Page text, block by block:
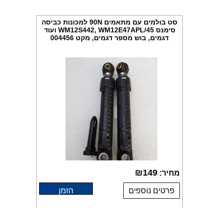
סט בולמים עם מתאמים 90N למכונות כביסה
סימנס WM12S442, WM12E47APL/45 ועוד
דגמים, בוש מספר דגמים, מקט 004456
מחיר: ₪149
פרטים נוספים הזמן